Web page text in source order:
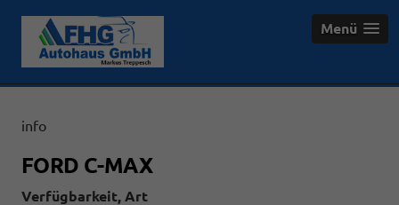
Menü
info
FORD C-MAX
Verfügbarkeit, Art